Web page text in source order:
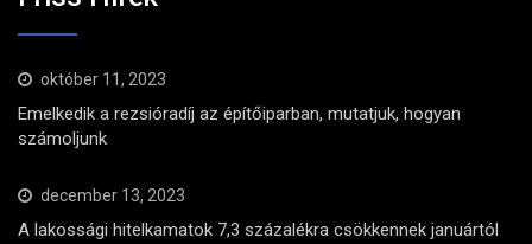
október 11, 2023
Emelkedik a rezsióradíj az építőiparban, mutatjuk, hogyan
számoljunk
december 13, 2023
A lakossági hitelkamatok 7,3 százalékra csökkennek januártól